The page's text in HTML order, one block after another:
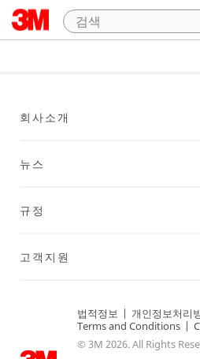
회사소개
뉴스
규정
고객지원
법적정보 | 개인정보처리
Terms and Conditions |
© 3M 2026. All Rights